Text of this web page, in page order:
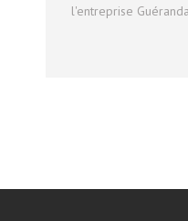
l'entreprise